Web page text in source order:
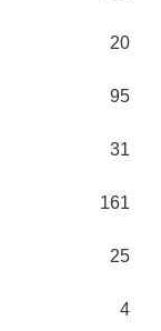
20
95
31
161
25
4